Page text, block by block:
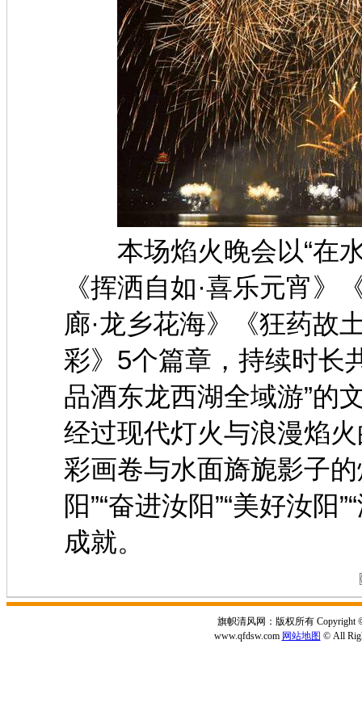
本场焰火晚会以“在水
《挥洒自如·喜乐元宵》
廊·龙乡花海》《狂药故
彩》5个篇章，持续时长
品酒东龙西湖全域游”的
经过现代灯火与浪漫焰
彩画卷与水面旖旎影子
阳”“奋进汝阳”“美好汝阳
成就。
旗帜清风网：版权所有 Copyright
www.qfdsw.com 网站地图 © All